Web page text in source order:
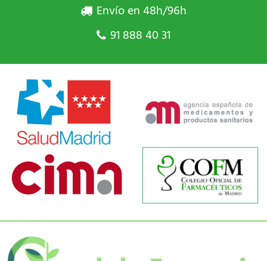
Envío en 48h/96h
91 888 40 31